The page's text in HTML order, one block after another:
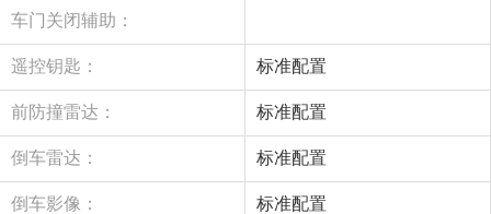
车门关闭辅助：
遥控钥匙： 标准配置
前防撞雷达： 标准配置
倒车雷达： 标准配置
倒车影像： 标准配置